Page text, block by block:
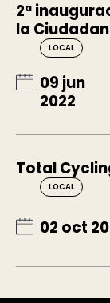
2ª
la
LOCAL
09 jun
2022
Total
LOCAL
02 oct